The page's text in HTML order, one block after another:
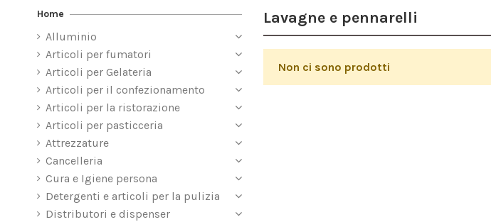
Lavagne e pennarelli
Non ci sono prodotti
Home
Alluminio
Articoli per fumatori
Articoli per Gelateria
Articoli per il confezionamento
Articoli per la ristorazione
Articoli per pasticceria
Attrezzature
Cancelleria
Cura e Igiene persona
Detergenti e articoli per la pulizia
Distributori e dispenser